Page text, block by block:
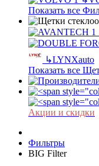
Показать все
↳LYNXauto
Показать все
Акции и скидки
Фильтры
BIG Filter